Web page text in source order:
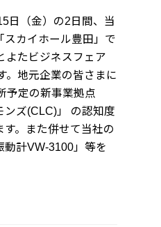
日（金）の2日間、当
スカイホール豊田」で
よたビジネスフェア
。地元企業の皆さまに
予定の新事業拠点
ンズ(CLC)」 の認知度
。また併せて当社の
動計VW-3100」等を